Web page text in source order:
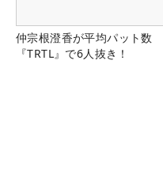
仲宗根澄香が平均パット数
『TRTL』で6人抜き！